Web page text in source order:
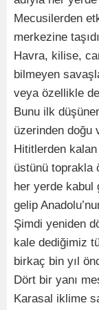
Mecusilerden
merkezine
Havra, kilise,
bilmeyen
veya özellikle
Bunu ilk
üzerinden doğu
Hititlerden kalan
üstünü toprakla
her yerde kabul
gelip
Şimdi yeniden
kale dediğimiz
birkaç bin yıl
Dört bir yanı
Karasal iklime